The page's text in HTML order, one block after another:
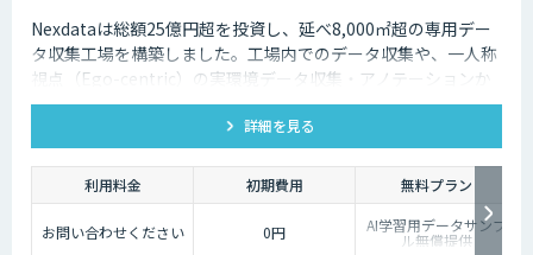
Nexdataは総額25億円超を投資し、延べ8,000㎡超の専用デー
タ収集工場を構築しました。工場内でのデータ収集や、一人称
視点（Ego-centric）の実環境データ収集・アノテーションか
ら、環境認識・意思決定・動作制御に対応した既製データセッ
トまで、フィジカルAI開発を加速させる包括的なデータソリュ
ーションを提供いたします。
詳細を見る
利用料金 初期費用 無料プラン
お問い合わせください 0円 AI学習用データサンプ
ル無償提供